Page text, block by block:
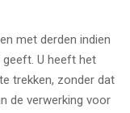
met derden indien
U heeft het
trekken, zonder dat
de verwerking voor